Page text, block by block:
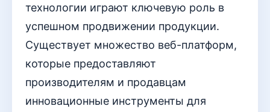
технологии играют ключевую роль в
успешном продвижении продукции.
Существует множество веб-платформ,
которые предоставляют
производителям и продавцам
инновационные инструменты для